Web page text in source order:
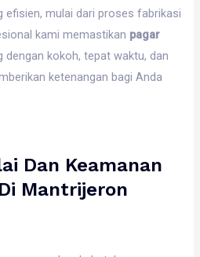
efisien, mulai dari proses fabrikasi
kami memastikan pagar
dengan kokoh, tepat waktu, dan
ketenangan bagi Anda
Dan Keamanan
Mantrijeron